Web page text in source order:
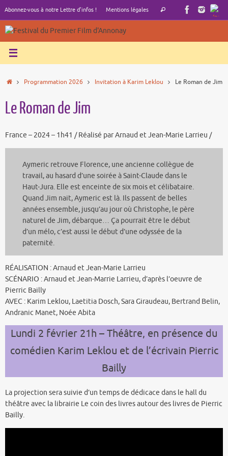
contenu
Abonnez-vous à notre Lettre d’infos ! Mentions légales
Recherche
Rechercher
AccueilProgrammation 2026 Invitation à Karim Leklou Le Roman de Jim
Le Roman de Jim
France – 2024 – 1h41 / Réalisé par Arnaud et Jean-Marie Larrieu /
Aymeric retrouve Florence, une ancienne collègue de
travail, au hasard d’une soirée à Saint-Claude dans le
Haut-Jura. Elle est enceinte de six mois et célibataire.
Quand Jim nait, Aymeric est là. Ils passent de belles
années ensemble, jusqu’au jour où Christophe, le père
naturel de Jim, débarque… Ça pourrait être le début
d’un mélo, c’est aussi le début d’une odyssée de la
paternité.
RÉALISATION : Arnaud et Jean-Marie Larrieu
SCÉNARIO : Arnaud et Jean-Marrie Larrieu, d’après l’oeuvre de
Pierric Bailly
AVEC : Karim Leklou, Laetitia Dosch, Sara Giraudeau, Bertrand Belin,
Andranic Manet, Noée Abita
Lundi 2 février 21h – Théâtre, en présence du
comédien Karim Leklou et de l’écrivain Pierric
Bailly
La projection sera suivie d’un temps de dédicace dans le hall du
théâtre avec la librairie Le coin des livres autour des livres de Pierric
Bailly.